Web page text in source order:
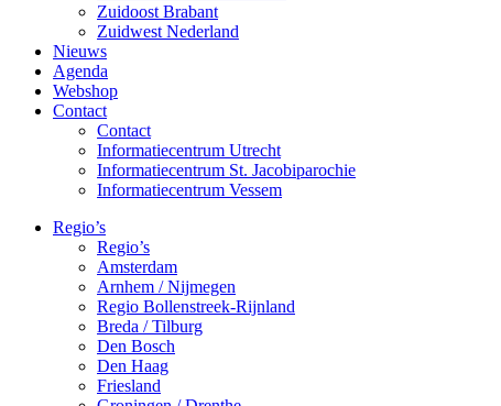
Zuidoost Brabant
Zuidwest Nederland
Nieuws
Agenda
Webshop
Contact
Contact
Informatiecentrum Utrecht
Informatiecentrum St. Jacobiparochie
Informatiecentrum Vessem
Regio’s
Regio’s
Amsterdam
Arnhem / Nijmegen
Regio Bollenstreek-Rijnland
Breda / Tilburg
Den Bosch
Den Haag
Friesland